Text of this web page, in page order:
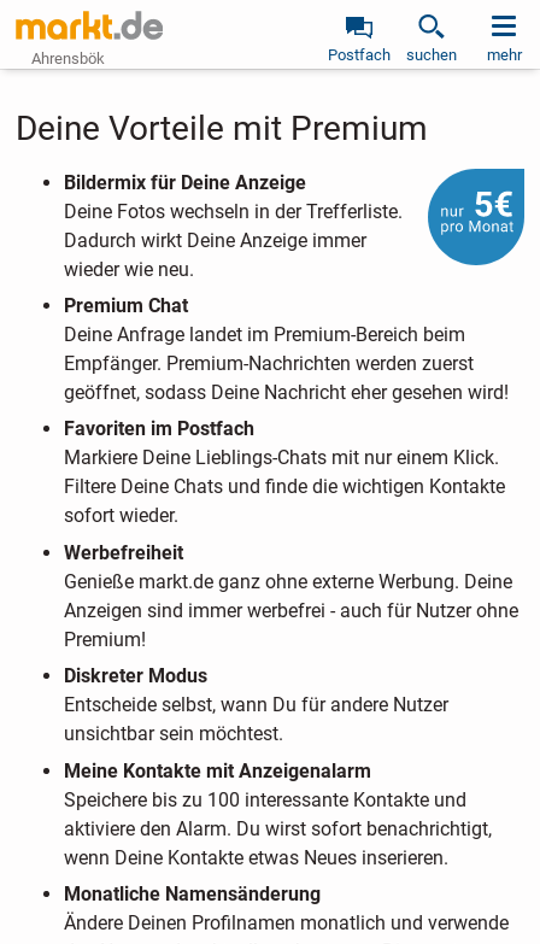
Ahrensbök Postfach suchen mehr
Deine Vorteile mit Premium
Bildermix für Deine Anzeige
Deine Fotos wechseln in der Trefferliste.
Dadurch wirkt Deine Anzeige immer
wieder wie neu.
Premium Chat
Deine Anfrage landet im Premium-Bereich beim
Empfänger. Premium-Nachrichten werden zuerst
geöffnet, sodass Deine Nachricht eher gesehen wird!
Favoriten im Postfach
Markiere Deine Lieblings-Chats mit nur einem Klick.
Filtere Deine Chats und finde die wichtigen Kontakte
sofort wieder.
Werbefreiheit
Genieße markt.de ganz ohne externe Werbung. Deine
Anzeigen sind immer werbefrei - auch für Nutzer ohne
Premium!
Diskreter Modus
Entscheide selbst, wann Du für andere Nutzer
unsichtbar sein möchtest.
Meine Kontakte mit Anzeigenalarm
Speichere bis zu 100 interessante Kontakte und
aktiviere den Alarm. Du wirst sofort benachrichtigt,
wenn Deine Kontakte etwas Neues inserieren.
Monatliche Namensänderung
Ändere Deinen Profilnamen monatlich und verwende